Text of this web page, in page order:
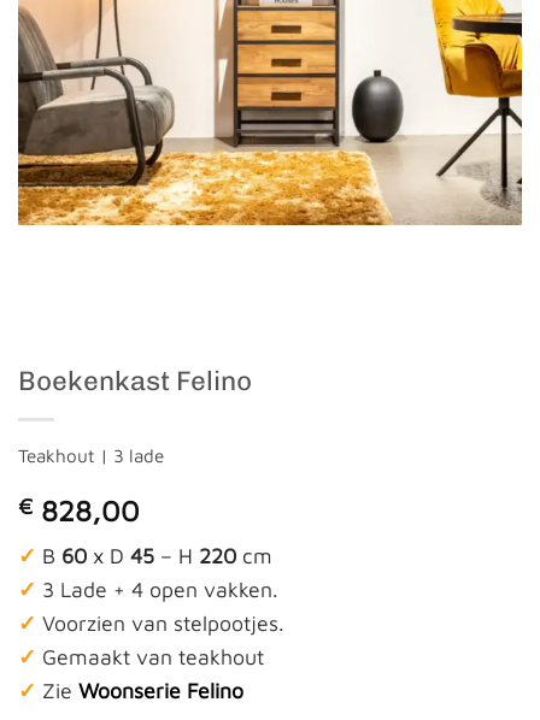
Boekenkast Felino
Teakhout | 3 lade
€ 828,00
✓ B 60 x D 45 – H 220 cm
✓ 3 Lade + 4 open vakken.
✓ Voorzien van stelpootjes.
✓ Gemaakt van teakhout
✓ Zie Woonserie Felino